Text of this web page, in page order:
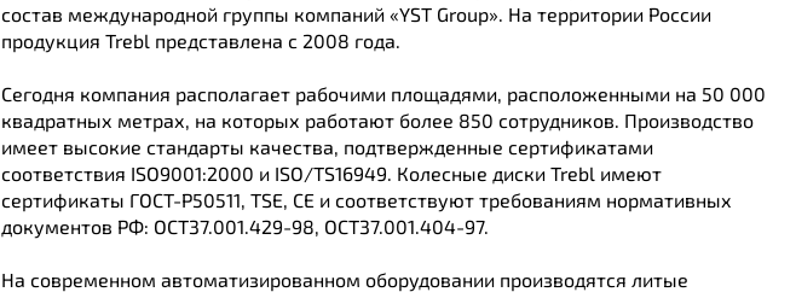
состав международной группы компаний «YST Group». На территории России
продукция Trebl представлена с 2008 года.
Сегодня компания располагает рабочими площадями, расположенными на 50 000
квадратных метрах, на которых работают более 850 сотрудников. Производство
имеет высокие стандарты качества, подтвержденные сертификатами
соответствия ISO9001:2000 и ISO/TS16949. Колесные диски Trebl имеют
сертификаты ГОСТ-Р50511, TSE, CE и соответствуют требованиям нормативных
документов РФ: ОСТ37.001.429-98, ОСТ37.001.404-97.
На современном автоматизированном оборудовании производятся литые